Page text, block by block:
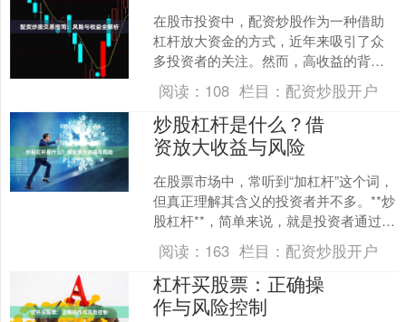
在股市投资中，配资炒股作为一种借助
杠杆放大资金的方式，近年来吸引了众
多投资者的关注。然而，高收益的背后
往往伴随着高风险。本文将从配资炒股
的基本概念、操作流程、收....
阅读： 108 栏目： 配资炒股开户
炒股杠杆是什么？借
资放大收益与风险
在股票市场中，常听到“加杠杆”这个词，
但真正理解其含义的投资者并不多。**炒
股杠杆**，简单来说，就是投资者通过借
入资金来放大自己的投资规模，从而在
股价上涨时获....
阅读： 163 栏目： 配资炒股开户
杠杆买股票：正确操
作与风险控制